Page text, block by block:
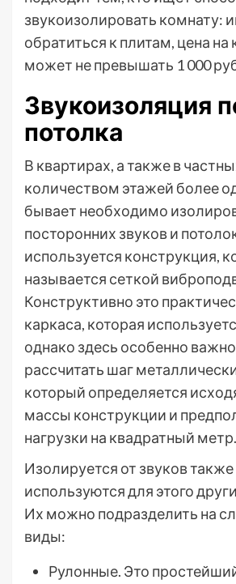
звукоизолировать комнату:
обратиться к плитам, цена на
может не превышать 1 000
Звукоизоляция
потолка
В квартирах, а также в
количеством этажей более
бывает необходимо
посторонних звуков и
используется конструкция,
называется сеткой
Конструктивно это
каркаса, которая
однако здесь особенно
рассчитать шаг
который определяется
массы конструкции и
нагрузки на квадратный метр.
Изолируется от звуков
используются для этого
Их можно подразделить на
виды:
Рулонные. Это